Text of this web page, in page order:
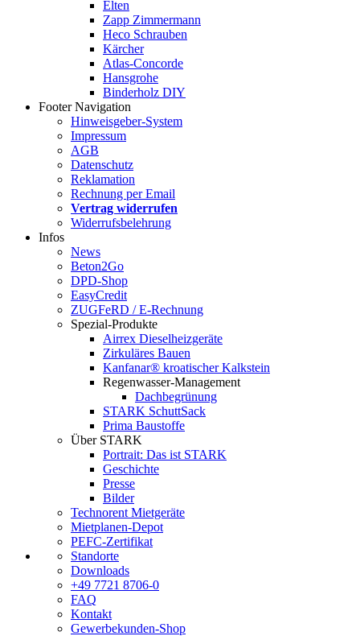
Elten
Zapp Zimmermann
Heco Schrauben
Kärcher
Atlas-Concorde
Hansgrohe
Binderholz DIY
Footer Navigation
Hinweisgeber-System
Impressum
AGB
Datenschutz
Reklamation
Rechnung per Email
Vertrag widerrufen
Widerrufsbelehrung
Infos
News
Beton2Go
DPD-Shop
EasyCredit
ZUGFeRD / E-Rechnung
Spezial-Produkte
Airrex Dieselheizgeräte
Zirkuläres Bauen
Kanfanar® kroatischer Kalkstein
Regenwasser-Management
Dachbegrünung
STARK SchuttSack
Prima Baustoffe
Über STARK
Portrait: Das ist STARK
Geschichte
Presse
Bilder
Technorent Mietgeräte
Mietplanen-Depot
PEFC-Zertifikat
Standorte
Downloads
+49 7721 8706-0
FAQ
Kontakt
Gewerbekunden-Shop